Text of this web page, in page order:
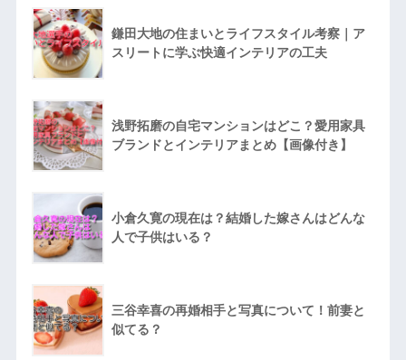
鎌田大地の住まいとライフスタイル考察｜ア
スリートに学ぶ快適インテリアの工夫
浅野拓磨の自宅マンションはどこ？愛用家具
ブランドとインテリアまとめ【画像付き】
小倉久寛の現在は？結婚した嫁さんはどんな
人で子供はいる？
三谷幸喜の再婚相手と写真について！前妻と
似てる？